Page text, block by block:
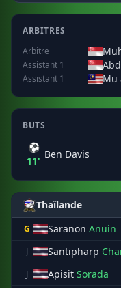
ARBITRES
Arbitre
Assistant 1
Assistant 1 Mu
BUTS
⚽
11'
Ben Davis
Thaïlande
G Saranon Anuin
J Santipharp
J Apisit Sorada